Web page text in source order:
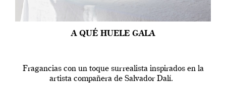
A QUÉ HUELE GALA
Fragancias con un toque surrealista inspirados en la
artista compañera de Salvador Dalí.